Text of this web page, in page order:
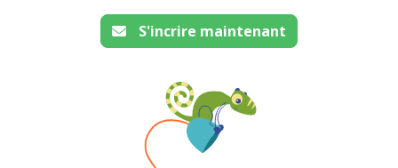
S'incrire maintenant